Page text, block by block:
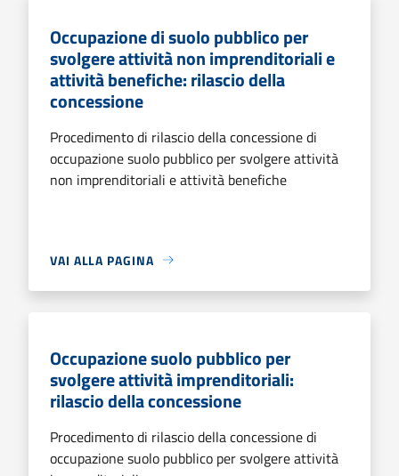
Occupazione di suolo pubblico per
svolgere attività non imprenditoriali e
attività benefiche: rilascio della
concessione
Procedimento di rilascio della concessione di
occupazione suolo pubblico per svolgere attività
non imprenditoriali e attività benefiche
VAI ALLA PAGINA
Occupazione suolo pubblico per
svolgere attività imprenditoriali:
rilascio della concessione
Procedimento di rilascio della concessione di
occupazione suolo pubblico per svolgere attività